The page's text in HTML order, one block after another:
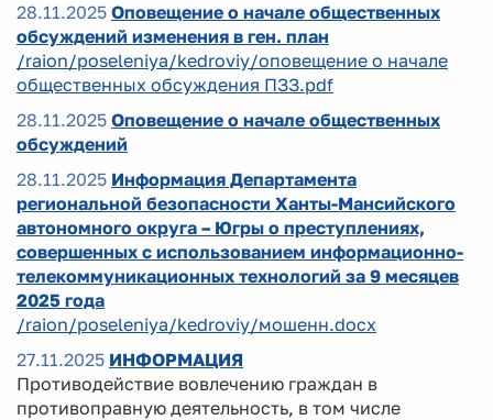
28.11.2025 Оповещение о начале общественных
обсуждений изменения в ген. план
/raion/poseleniya/kedroviy/оповещение о начале
общественных обсуждения ПЗЗ.pdf
28.11.2025 Оповещение о начале общественных
обсуждений
28.11.2025 Информация Департамента
региональной безопасности Ханты-Мансийского
автономного округа – Югры о преступлениях,
совершенных с использованием информационно-
телекоммуникационных технологий за 9 месяцев
2025 года
/raion/poseleniya/kedroviy/мошенн.docx
27.11.2025 ИНФОРМАЦИЯ
Противодействие вовлечению граждан в
противоправную деятельность, в том числе